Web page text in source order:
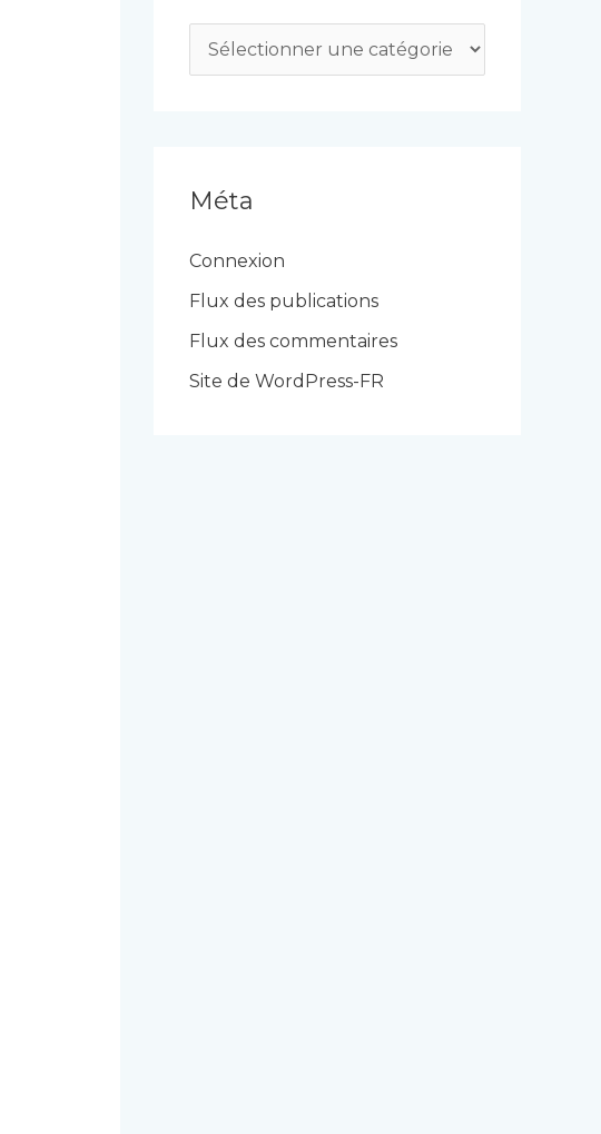
a
r
i
Méta
Connexion
Flux des publications
Flux des commentaires
Site de WordPress-FR